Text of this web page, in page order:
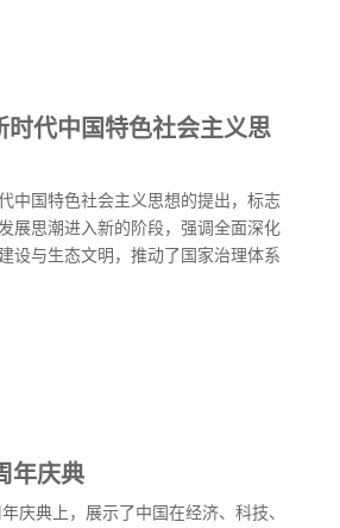
时代中国特色社会主义思
中国特色社会主义思想的提出，标志
展思潮进入新的阶段，强调全面深化
设与生态文明，推动了国家治理体系
年庆典
庆典上，展示了中国在经济、科技、